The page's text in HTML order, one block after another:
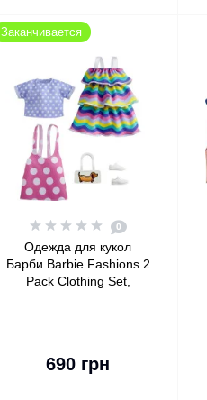
Заканчивается
0
Одежда для кукол
Барби Barbie Fashions 2
Pack Clothing Set,
690 грн